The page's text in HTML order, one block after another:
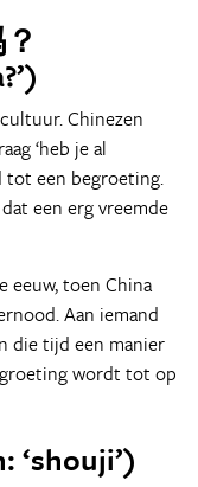
Chinezen
‘heb je al
tot een begroeting.
een erg vreemde
eeuw, toen China
Aan iemand
die tijd een manier
wordt tot op